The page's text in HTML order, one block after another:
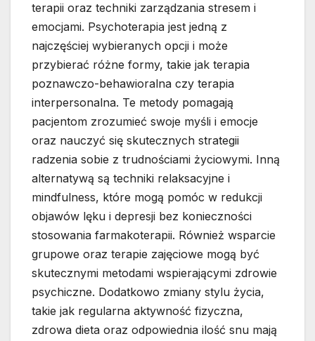
terapii oraz techniki zarządzania stresem i
emocjami. Psychoterapia jest jedną z
najczęściej wybieranych opcji i może
przybierać różne formy, takie jak terapia
poznawczo-behawioralna czy terapia
interpersonalna. Te metody pomagają
pacjentom zrozumieć swoje myśli i emocje
oraz nauczyć się skutecznych strategii
radzenia sobie z trudnościami życiowymi. Inną
alternatywą są techniki relaksacyjne i
mindfulness, które mogą pomóc w redukcji
objawów lęku i depresji bez konieczności
stosowania farmakoterapii. Również wsparcie
grupowe oraz terapie zajęciowe mogą być
skutecznymi metodami wspierającymi zdrowie
psychiczne. Dodatkowo zmiany stylu życia,
takie jak regularna aktywność fizyczna,
zdrowa dieta oraz odpowiednia ilość snu mają